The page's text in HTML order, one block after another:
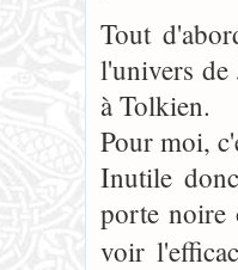
Tout
l'univers de
à Tolkien.
Pour moi,
Inutile
porte noire
voir